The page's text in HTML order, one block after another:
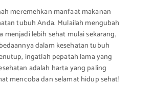
meremehkan manfaat makanan
tubuh Anda. Mulailah mengubah
menjadi lebih sehat mulai sekarang,
dalam kesehatan tubuh
ingatlah pepatah lama yang
adalah harta yang paling
mencoba dan selamat hidup sehat!